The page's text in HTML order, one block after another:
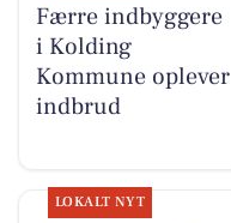
Færre indbyggere
i Kolding
Kommune oplever
indbrud
LOKALT NYT